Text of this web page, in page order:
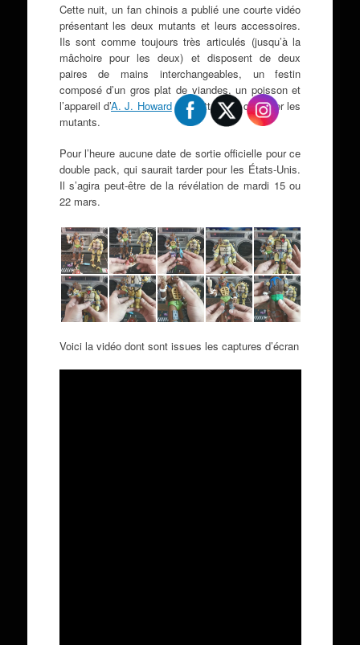
Cette nuit, un fan chinois a publié une courte vidéo
présentant les deux mutants et leurs accessoires.
Ils sont comme toujours très articulés (jusqu’à la
mâchoire pour les deux) et disposent de deux
paires de mains interchangeables, un festin
composé d’un gros plat de viandes, un poisson et
l’appareil d’A. J. Howardpermettant de contrôler les
mutants.
Pour l’heure aucune date de sortie officielle pour ce
double pack, qui saurait tarder pour les États-Unis.
Il s’agira peut-être de la révélation de mardi 15 ou
22 mars.
Voici la vidéo dont sont issues les captures d’écran